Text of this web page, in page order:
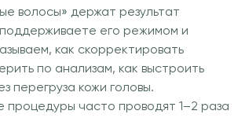
волосы» держат результат
его режимом и
как скорректировать
по анализам, как выстроить
перегруза кожи головы.
процедуры часто проводят 1–2 раза